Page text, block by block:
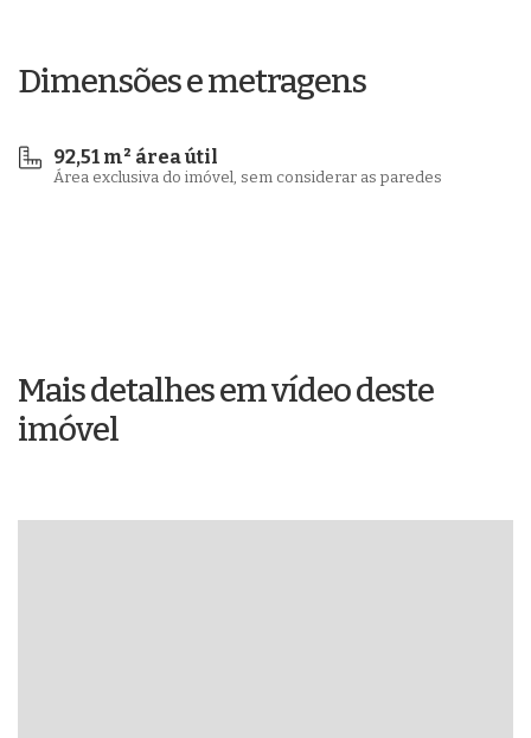
Dimensões e metragens
92,51 m² área útil
Área exclusiva do imóvel, sem considerar as paredes
Mais detalhes em vídeo deste
imóvel